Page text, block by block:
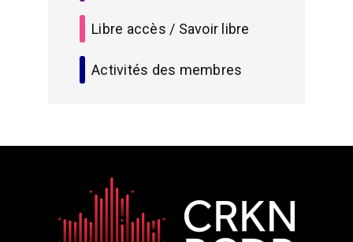
Libre accès / Savoir libre
Activités des membres